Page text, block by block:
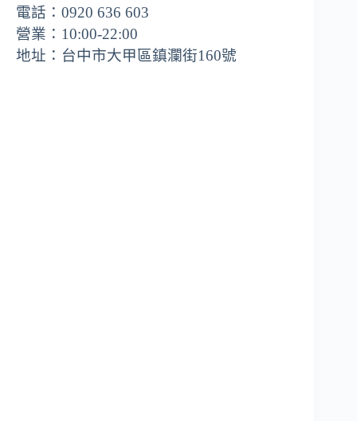
電話：0920 636 603
營業：10:00-22:00
地址：台中市大甲區鎮瀾街160號